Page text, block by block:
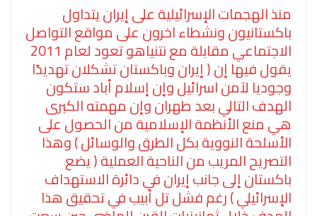
منذ الهجمات الإسرائيلية على إيران يتداول
باكستانيون ونشطاء اخرون على مواقع التواصل
الاجتماعي مقابلة مع نتنياهو تعود لعام 2011
يقول فيها إن ( إيران وباكستان تشكلان تهديدًا
وجوديا لآمن اسرائيل وإن إسلام أباد ستكون
الهدف التالي بعد طهران وإن مهمته الكبرى
هي منع الأنظمة الإسلامية من الحصول على
الأسلحة النووية بكل الطرق والوسائل ) وهذا
التصريح المريب من الناحية العملية ( يضع
باكستان إلى جانب إيران في دائرة الاستهداف
الإسرائيلي ) رغم فشل تل أبيب في تحقيق هذا